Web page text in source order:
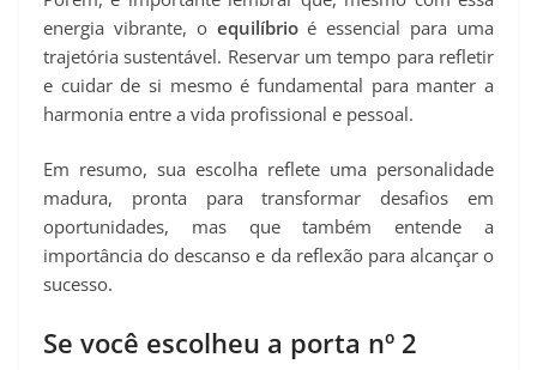
energia vibrante, o equilíbrioé essencial para uma
trajetória sustentável. Reservar um tempo para refletir
e cuidar de si mesmo é fundamental para manter a
harmonia entre a vida profissional e pessoal.
Em resumo, sua escolha reflete uma personalidade
madura, pronta para transformar desafios em
oportunidades, mas que também entende a
importância do descanso e da reflexão para alcançar o
sucesso.
Se você escolheu a porta nº 2